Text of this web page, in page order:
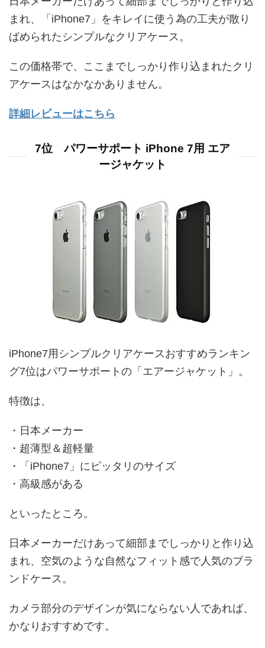
まれ、「iPhone7」をキレイに使う為の工夫が散り
ばめられたシンプルなクリアケース。
この価格帯で、ここまでしっかり作り込まれたクリ
アケースはなかなかありません。
詳細レビューはこちら
7位 パワーサポート iPhone 7用 エア
ージャケット
iPhone7用シンプルクリアケースおすすめランキン
グ7位はパワーサポートの「エアージャケット」。
特徴は、
・日本メーカー
・超薄型＆超軽量
・「iPhone7」にピッタリのサイズ
・高級感がある
といったところ。
日本メーカーだけあって細部までしっかりと作り込
まれ、空気のような自然なフィット感で人気のブラ
ンドケース。
カメラ部分のデザインが気にならない人であれば、
かなりおすすめです。